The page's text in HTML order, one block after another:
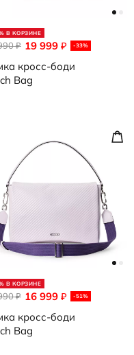
В КОРЗИНЕ
19 999 ₽ -33%
₽
кросс-боди
Bag
В КОРЗИНЕ
16 999 ₽ -51%
₽
кросс-боди
Bag